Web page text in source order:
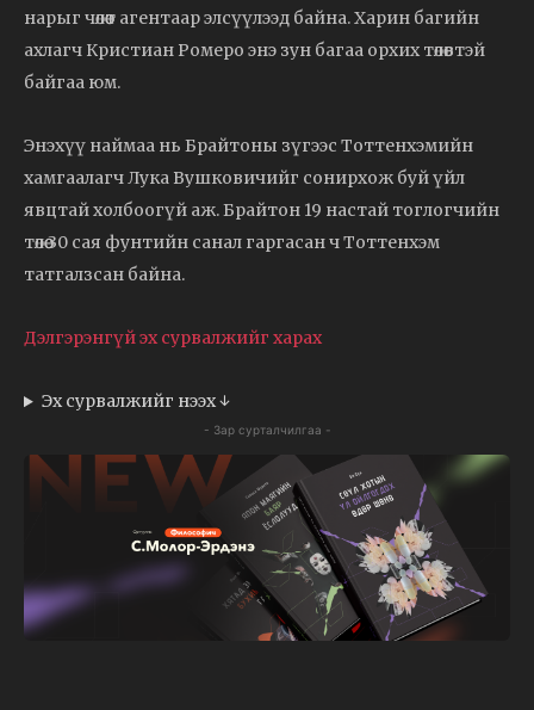
нарыг чөлөөт агентаар элсүүлээд байна. Харин багийн
ахлагч Кристиан Ромеро энэ зун багаа орхих төлөвтэй
байгаа юм.
Энэхүү наймаа нь Брайтоны зүгээс Тоттенхэмийн
хамгаалагч Лука Вушковичийг сонирхож буй үйл
явцтай холбоогүй аж. Брайтон 19 настай тоглогчийн
төлөө 30 сая фунтийн санал гаргасан ч Тоттенхэм
татгалзсан байна.
Дэлгэрэнгүй эх сурвалжийг харах
Эх сурвалжийг нээх ↓
- Зар сурталчилгаа -